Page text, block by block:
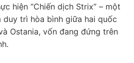
hiện “Chiến dịch Strix” – một
duy trì hòa bình giữa hai quốc
Ostania, vốn đang đứng trên